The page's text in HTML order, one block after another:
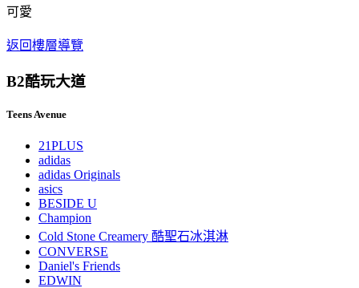
可愛
返回樓層導覽
B2酷玩大道
Teens Avenue
21PLUS
adidas
adidas Originals
asics
BESIDE U
Champion
Cold Stone Creamery 酷聖石冰淇淋
CONVERSE
Daniel's Friends
EDWIN